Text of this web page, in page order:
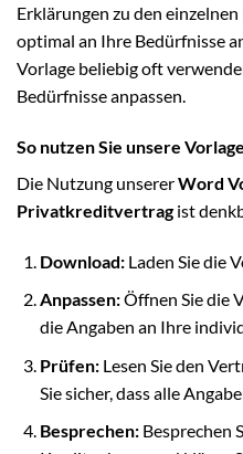
Erklärungen zu den
optimal an Ihre Bedürfnisse
Vorlage beliebig oft
Bedürfnisse anpassen.
So nutzen Sie unsere
Die Nutzung unsererWord
Privatkreditvertragist
Download:Laden Sie die
Anpassen:Öffnen Sie die
die Angaben an Ihre
Prüfen:Lesen Sie den
Sie sicher, dass alle
Besprechen:Besprechen